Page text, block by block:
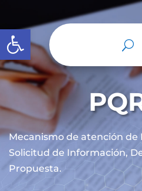
Abrir barra de herramientas
Mecanismo de atención de
Solicitud de Información,
Propuesta.